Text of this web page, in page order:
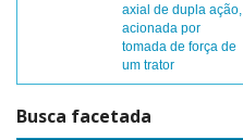
axial de dupla ação,
acionada por
tomada de força de
um trator
Busca facetada